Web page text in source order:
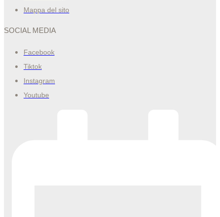
Mappa del sito
SOCIAL MEDIA
Facebook
Tiktok
Instagram
Youtube